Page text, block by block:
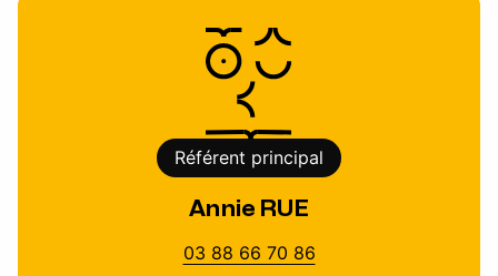
Référent principal
Annie RUE
03 88 66 70 86